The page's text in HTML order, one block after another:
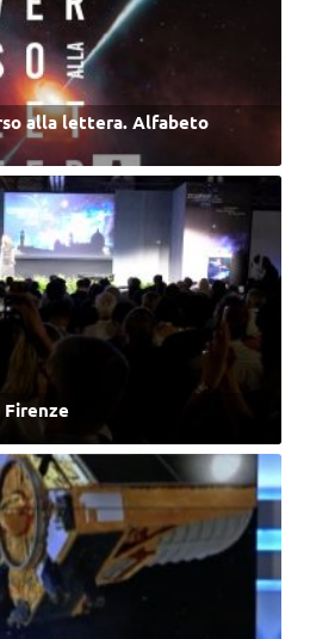
alla lettera. Alfabeto
Firenze